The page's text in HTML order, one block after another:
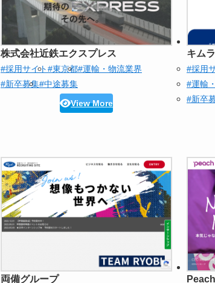
株式会社近鉄エクスプレス
#採用サイト#東京都#運輸・物流業界
#新卒募集#中途募集
View More
キム
#採用
#運輸
#新卒
両備グループ